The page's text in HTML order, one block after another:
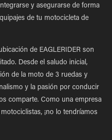
y asegurarse de forma
de tu motocicleta de
de EAGLERIDER son
Desde el saludo inicial,
de la moto de 3 ruedas y
y la pasión por conducir
comparte. Como una empresa
¡no lo tendríamos